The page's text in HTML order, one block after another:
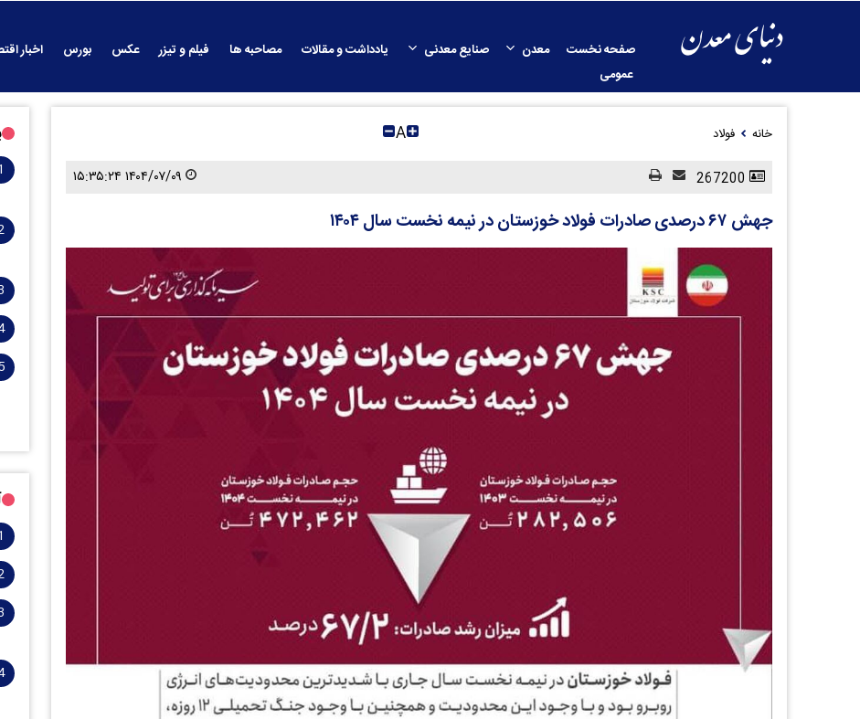
صفحه نخست معدن صنایع معدنی یادداشت و مقالات مصاحبه ها فیلم و تیزر عکس بورس اخبار
عمومی
خانه فولاد A
۱۴۰۴/۰۷/۰۹ ۱۵:۳۵:۲۴
جهش ۶۷ درصدی صادرات فولاد خوزستان در نیمه نخست سال ۱۴۰۴